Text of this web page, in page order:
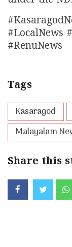
#LocalNews
#RenuNews
Tags
Kasaragod
Malayalam
Share this